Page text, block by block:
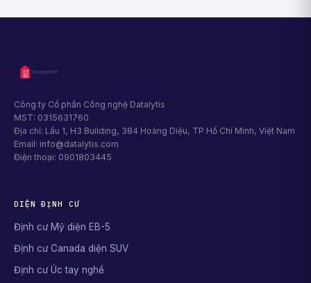
Công ty Cổ phần Công nghệ Datalytis
MST: 0315631760
Địa chỉ: Lầu 1, H3 Building, 384 Hoàng Diệu, TP Hồ Chí Minh, Việt Nam
Email: info@datalytis.com
Điện thoại: 0901803445
DIỆN ĐỊNH CƯ
Định cư Mỹ diện EB-5
Định cư Canada diện SUV
Định cư Úc tay nghề